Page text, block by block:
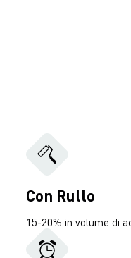
Con Rullo
15-20% in volume di